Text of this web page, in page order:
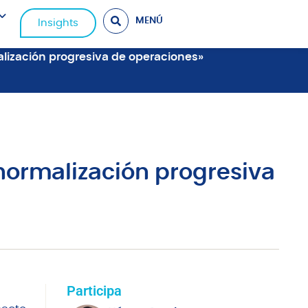
Insights MENÚ
progresiva de operaciones»
progresiva
Participa